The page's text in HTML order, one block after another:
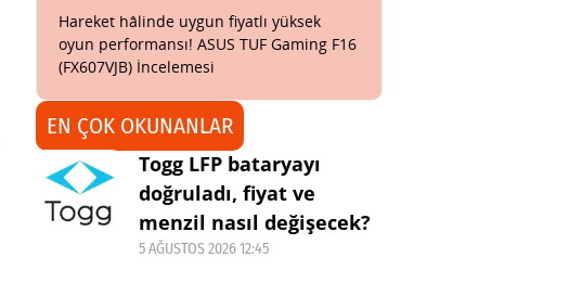
Hareket hâlinde uygun fiyatlı yüksek
oyun performansı! ASUS TUF Gaming F16
(FX607VJB) İncelemesi
EN ÇOK OKUNANLAR
Togg LFP bataryayı
doğruladı, fiyat ve
menzil nasıl değişecek?
5 AĞUSTOS 2026 12:45